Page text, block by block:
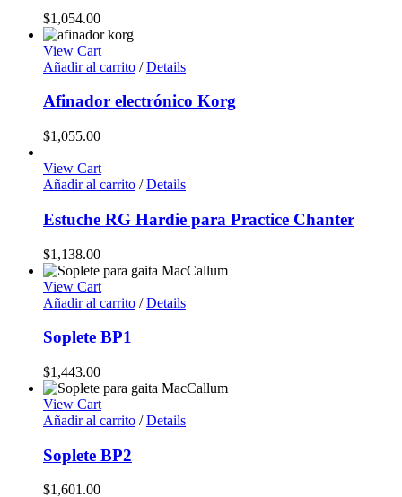
$1,054.00
View Cart
Añadir al carrito / Details
Afinador electrónico Korg
$1,055.00
View Cart
Añadir al carrito / Details
Estuche RG Hardie para Practice Chanter
$1,138.00
View Cart
Añadir al carrito / Details
Soplete BP1
$1,443.00
View Cart
Añadir al carrito / Details
Soplete BP2
$1,601.00